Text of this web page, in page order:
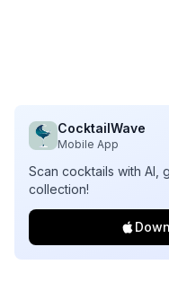
CocktailWave
Mobile App
Scan cocktails with AI,
collection!